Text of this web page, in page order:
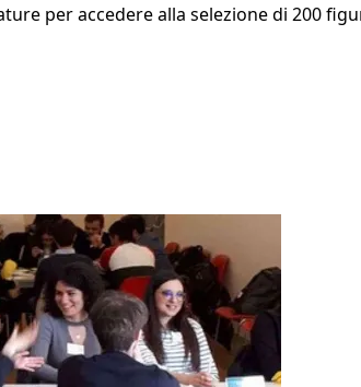
per accedere alla selezione di 200